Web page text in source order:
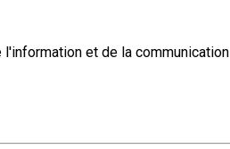
l'information et de la communication